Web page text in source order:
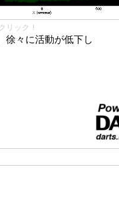
リック！
徐々に活動が低下し